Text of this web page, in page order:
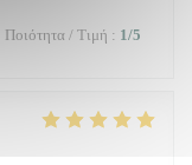
Ποιότητα / Τιμή : 1/5